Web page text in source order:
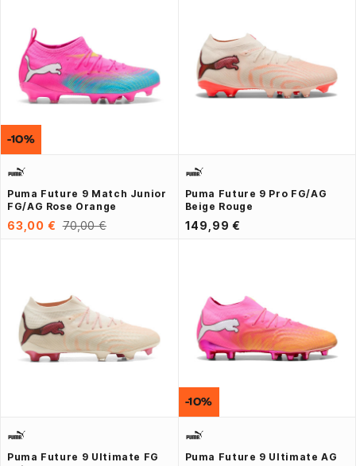
Puma Future 9 Match Junior
FG/AG Rose Orange
63,00 € 70,00 €
-10%
Puma Future 9 Pro FG/AG
Beige Rouge
149,99 €
Puma Future 9 Ultimate FG
Puma Future 9 Ultimate AG
-10%